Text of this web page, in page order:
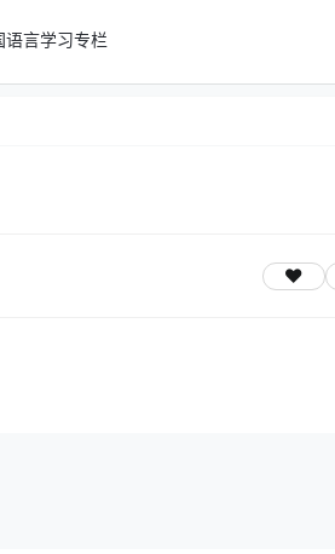
语言学习专栏